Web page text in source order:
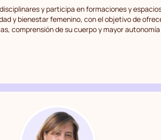
y participa en formaciones y
y bienestar femenino, con el objetivo de
comprensión de su cuerpo y mayor autonomía